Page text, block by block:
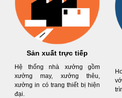
Sản xuất trực tiếp
Hệ thống nhà xưởng gồm
xưởng may, xưởng thêu,
xưởng in có trang thiết bị hiện
đại.